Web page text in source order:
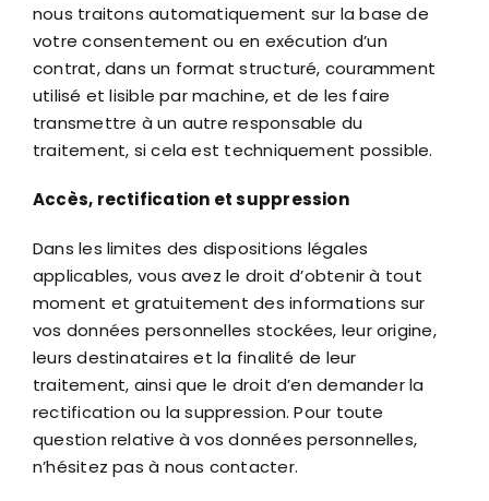
nous traitons automatiquement sur la base de
votre consentement ou en exécution d’un
contrat, dans un format structuré, couramment
utilisé et lisible par machine, et de les faire
transmettre à un autre responsable du
traitement, si cela est techniquement possible.
Accès, rectification et suppression
Dans les limites des dispositions légales
applicables, vous avez le droit d’obtenir à tout
moment et gratuitement des informations sur
vos données personnelles stockées, leur origine,
leurs destinataires et la finalité de leur
traitement, ainsi que le droit d’en demander la
rectification ou la suppression. Pour toute
question relative à vos données personnelles,
n’hésitez pas à nous contacter.